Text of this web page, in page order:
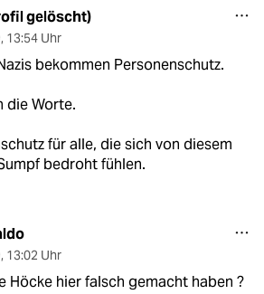
gelöscht)
, 13:54 Uhr
bekommen Personenschutz.
die Worte.
für alle, die sich von diesem
bedroht fühlen.
, 13:02 Uhr
Höcke hier falsch gemacht haben ?